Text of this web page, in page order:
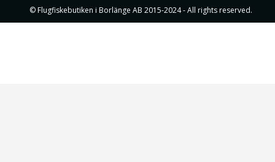
© Flugfiskebutiken i Borlänge AB 2015-2024 - All rights reserved.